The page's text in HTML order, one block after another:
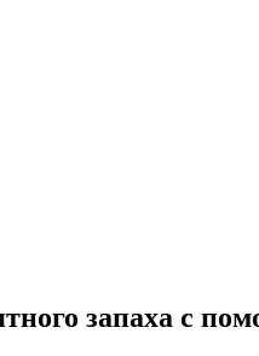
запаха с